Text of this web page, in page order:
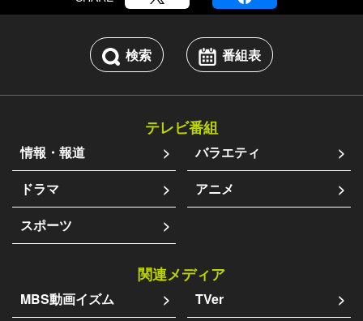
検索 番組表
テレビ番組
情報・報道
バラエティ
ドラマ
アニメ
スポーツ
関連メディア
MBS動画イズム TVer